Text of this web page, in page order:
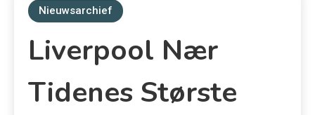
Nieuwsarchief
Liverpool Nær
Tidenes Største